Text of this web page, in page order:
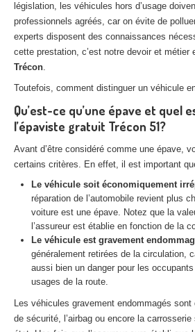
Centreagréé VHU Paris 75 : casse
Centre
agréé VHU 77 : casse auto
Centre
Centreagréé VHU 92 : casse auto
Centreagréé VHU 93 : casse auto
Centreagréé VHU 94 : casse auto
Centreagréé VHU 95 : casse auto
DOCUMENTSÀ JOINDRE
RACHATVÉHICULES
CONTACT
législation, les véhicules hors d’usage
professionnels agréés, car on évite de
experts disposent des connaissances
cette prestation, c’est notre devoir et métier
Trécon.
Toutefois, comment distinguer un véhicule
Qu’est-ce qu’une épave et quel
l’épaviste gratuit Trécon 51?
Avant d’être considéré comme une épave,
certains critères. En effet, il est important
Le véhicule soit économiquement
réparation de l’automobile revient plus
voiture est une épave. Notez que la
l’assureur est établie en fonction de la
Le véhicule est gravement
généralement retirées de la circulation,
aussi bien un danger pour les
usages de la route.
Les véhicules gravement endommagés
de sécurité, l’airbag ou encore la